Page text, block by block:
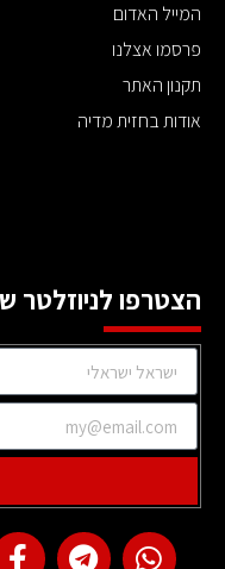
המייל האדום
פרסמו אצלנו
תקנון האתר
אודות בחזית מדיה
הצטרפו לניוזלטר